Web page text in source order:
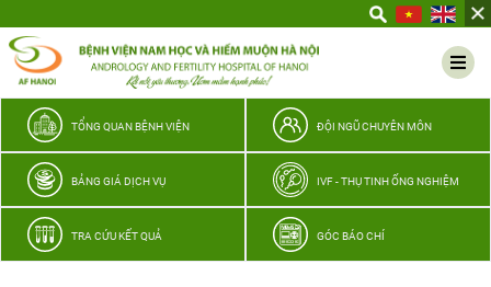
thương
TỔNG QUAN BỆNH VIỆN ĐỘI NGŨ CHUYÊN MÔN
BẢNG GIÁ DỊCH VỤ IVF - THỤ TINH ỐNG NGHIỆM
TRA CỨU KẾT QUẢ GÓC BÁO CHÍ